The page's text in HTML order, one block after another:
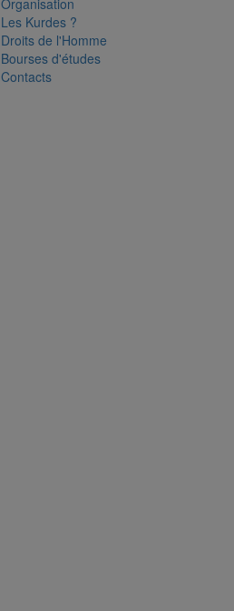
Organisation
Les Kurdes ?
Droits de l'Homme
Bourses d'études
Contacts